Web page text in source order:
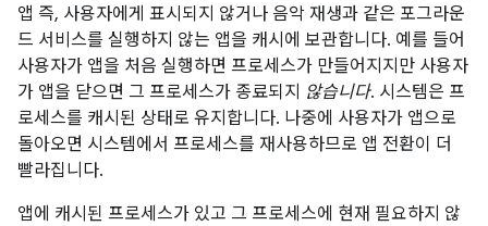
앱 즉, 사용자에게 표시되지 않거나 음악 재생과 같은 포그라운
드 서비스를 실행하지 않는 앱을 캐시에 보관합니다. 예를 들어
사용자가 앱을 처음 실행하면 프로세스가 만들어지지만 사용자
가 앱을 닫으면 그 프로세스가 종료되지 않습니다. 시스템은 프
로세스를 캐시된 상태로 유지합니다. 나중에 사용자가 앱으로
돌아오면 시스템에서 프로세스를 재사용하므로 앱 전환이 더
빨라집니다.
앱에 캐시된 프로세스가 있고 그 프로세스에 현재 필요하지 않